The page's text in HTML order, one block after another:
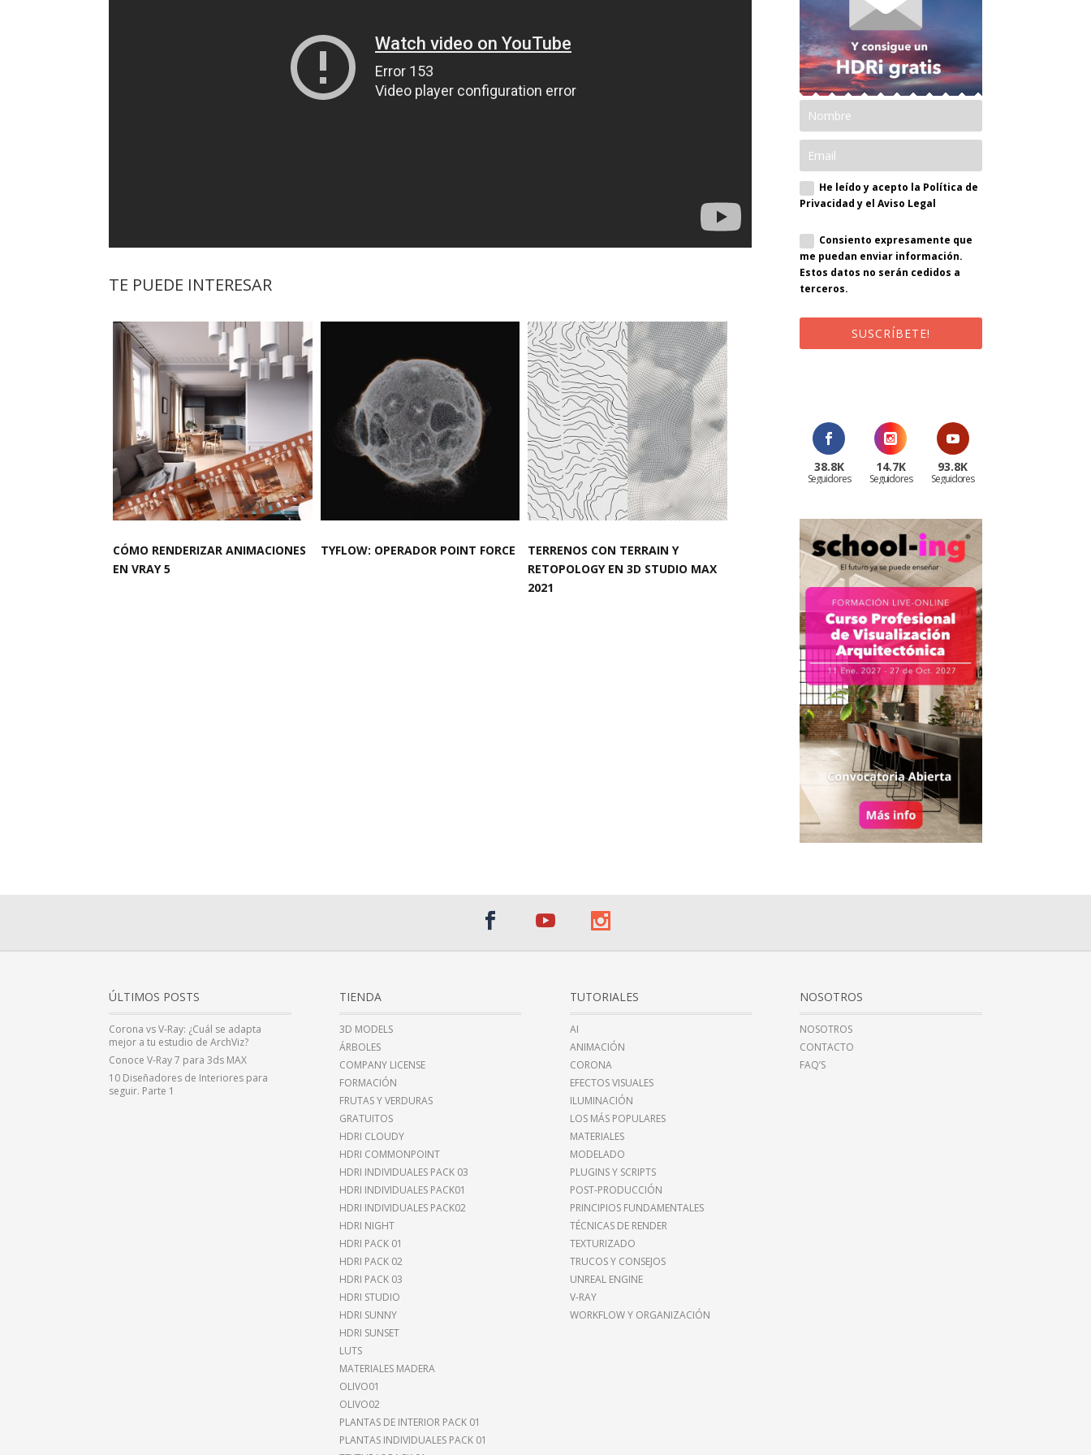
TE PUEDE INTERESAR
CÓMO RENDERIZAR ANIMACIONES
EN VRAY 5
TYFLOW: OPERADOR POINT FORCE
TERRENOS CON TERRAIN Y
RETOPOLOGY EN 3D STUDIO MAX
2021
He leído y acepto la Política de
Privacidad y el Aviso Legal
Consiento expresamente que
me puedan enviar información.
Estos datos no serán cedidos a
terceros.
SUSCRÍBETE!
38.8K
Seguidores
14.7K
Seguidores
93.8K
Seguidores
ÚLTIMOS POSTS
Corona vs V-Ray: ¿Cuál se adapta
mejor a tu estudio de ArchViz?
Conoce V-Ray 7 para 3ds MAX
10 Diseñadores de Interiores para
seguir. Parte 1
TIENDA
3D MODELS
ÁRBOLES
COMPANY LICENSE
FORMACIÓN
FRUTAS Y VERDURAS
GRATUITOS
HDRI CLOUDY
HDRI COMMONPOINT
HDRI INDIVIDUALES PACK 03
HDRI INDIVIDUALES PACK01
HDRI INDIVIDUALES PACK02
HDRI NIGHT
HDRI PACK 01
HDRI PACK 02
HDRI PACK 03
HDRI STUDIO
HDRI SUNNY
HDRI SUNSET
LUTS
MATERIALES MADERA
OLIVO01
OLIVO02
PLANTAS DE INTERIOR PACK 01
PLANTAS INDIVIDUALES PACK 01
TUTORIALES
AI
ANIMACIÓN
CORONA
EFECTOS VISUALES
ILUMINACIÓN
LOS MÁS POPULARES
MATERIALES
MODELADO
PLUGINS Y SCRIPTS
POST-PRODUCCIÓN
PRINCIPIOS FUNDAMENTALES
TÉCNICAS DE RENDER
TEXTURIZADO
TRUCOS Y CONSEJOS
UNREAL ENGINE
V-RAY
WORKFLOW Y ORGANIZACIÓN
NOSOTROS
NOSOTROS
CONTACTO
FAQ’S